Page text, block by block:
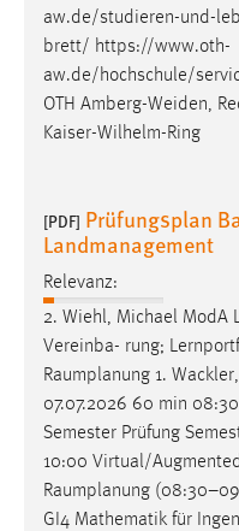
aw.de/studieren-und-
brett/ https://www.oth-
aw.de/hochschule/
OTH Amberg-Weiden,
Kaiser-Wilhelm-Ring
[PDF] Prüfungsplan
Landmanagement
Relevanz:
2. Wiehl, Michael ModA
Vereinba- rung;
Raumplanung 1.
07.07.2026 60 min
Semester Prüfung
10:00 Virtual/
Raumplanung
GI4 Mathematik für